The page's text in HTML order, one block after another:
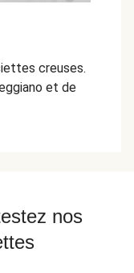
creuses.
et de
nos